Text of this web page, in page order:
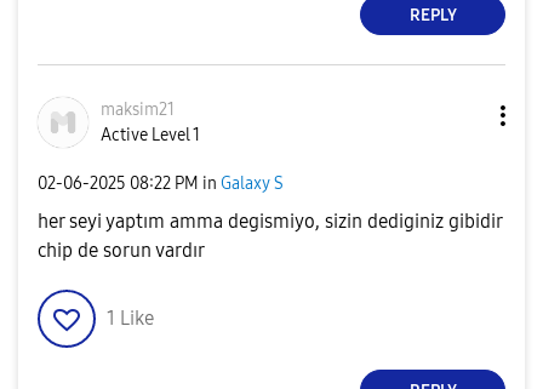
REPLY
maksim21
Active Level 1
‎02-06-2025 08:22 PM in Galaxy S
her seyi yaptım amma degismiyo, sizin dediginiz gibidir
chip de sorun vardır
1 Like